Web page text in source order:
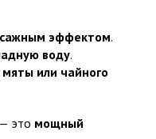
эффектом.
воду.
или чайного
это мощный